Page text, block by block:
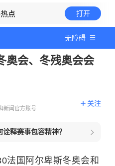
点 打开
无障碍
奥会、冬残奥会会
新闻官方账号
关注
释赛事包容精神？
法国阿尔卑斯冬奥会和